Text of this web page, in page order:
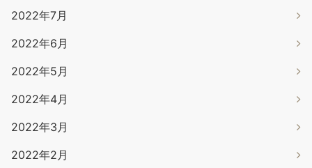
2022年7月
2022年6月
2022年5月
2022年4月
2022年3月
2022年2月